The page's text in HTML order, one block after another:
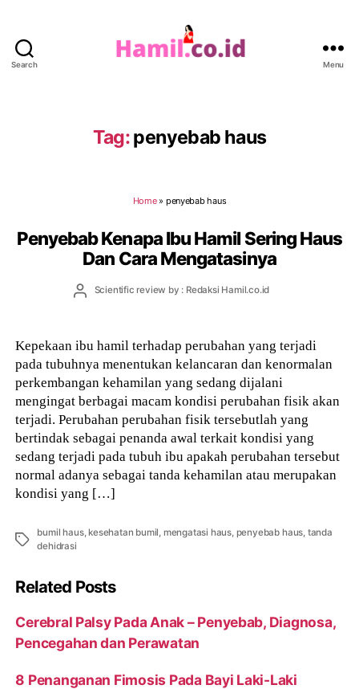
Search Menu
Tag:penyebab haus
Home» penyebab haus
Penyebab Kenapa Ibu Hamil Sering Haus
Dan Cara Mengatasinya
PostScientific review by : Redaksi Hamil.co.id
Kepekaan ibu hamil terhadap perubahan yang terjadi
pada tubuhnya menentukan kelancaran dan kenormalan
perkembangan kehamilan yang sedang dijalani
mengingat berbagai macam kondisi perubahan fisik akan
terjadi. Perubahan perubahan fisik tersebutlah yang
bertindak sebagai penanda awal terkait kondisi yang
sedang terjadi pada tubuh ibu apakah perubahan tersebut
normal adanya sebagai tanda kehamilan atau merupakan
kondisi yang […]
Tags
bumil haus, kesehatan bumil, mengatasi haus, penyebab haus, tanda
dehidrasi
Related Posts
Cerebral Palsy Pada Anak – Penyebab, Diagnosa,
Pencegahan dan Perawatan
8 Penanganan Fimosis Pada Bayi Laki-Laki